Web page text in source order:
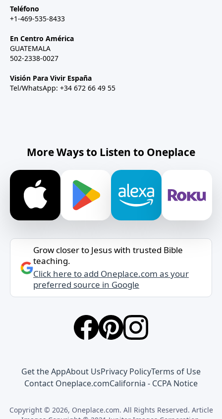
Teléfono
+1-469-535-8433
En Centro América
GUATEMALA
502-2338-0027
Visión Para Vivir España
Tel/WhatsApp: +34 672 66 49 55
More Ways to Listen to Oneplace
Grow closer to Jesus with trusted Bible
teaching.
Click here to add Oneplace.com as your
preferred source in Google
Get the AppAbout UsPrivacy PolicyTerms of Use
Contact Oneplace.comCalifornia - CCPA Notice
Copyright © 2026, Oneplace.com. All Rights Reserved. Article